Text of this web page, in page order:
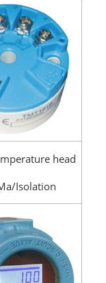
head
Isolation